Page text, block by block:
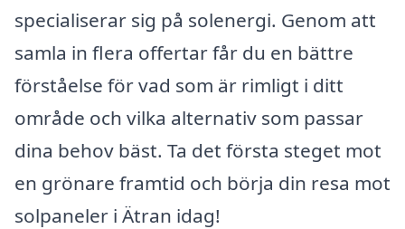
specialiserar sig på solenergi. Genom att
samla in flera offertar får du en bättre
förståelse för vad som är rimligt i ditt
område och vilka alternativ som passar
dina behov bäst. Ta det första steget mot
en grönare framtid och börja din resa mot
solpaneler i Ätran idag!